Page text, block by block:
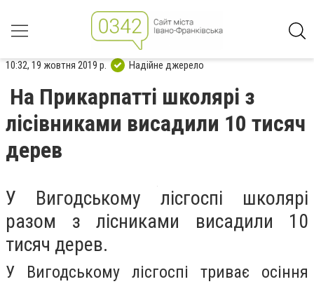
10:32, 19 жовтня 2019 р. Надійне джерело
На Прикарпатті школярі з
лісівниками висадили 10 тисяч
дерев
У Вигодському лісгоспі школярі
разом з лісниками висадили 10
тисяч дерев.
У Вигодському лісгоспі триває осіння